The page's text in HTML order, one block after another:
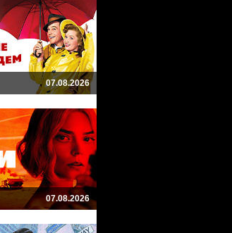
07.08.2026
07.08.2026